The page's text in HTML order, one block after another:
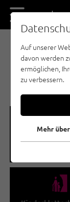
DE EN
🅩
Kletterfläche
🅟
Auf unserer
davon werden
ermöglichen,
zu verbessern.
Mehr